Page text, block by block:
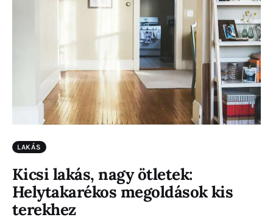
LAKÁS
Kicsi lakás, nagy ötletek:
Helytakarékos megoldások kis
terekhez